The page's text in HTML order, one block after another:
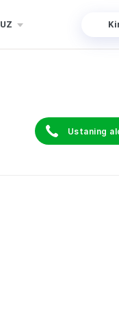
UZ
Ustaning